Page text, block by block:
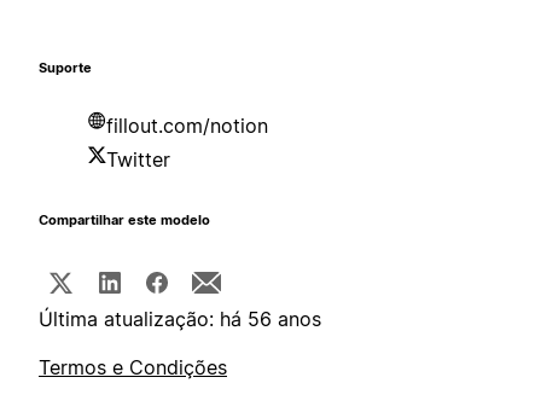
Suporte
fillout.com/notion
Twitter
Compartilhar este modelo
Última atualização: há 56 anos
Termos e Condições